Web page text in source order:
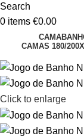
Search
0 items €0.00
CAMA
CAMAS 180/
Click to enlarge